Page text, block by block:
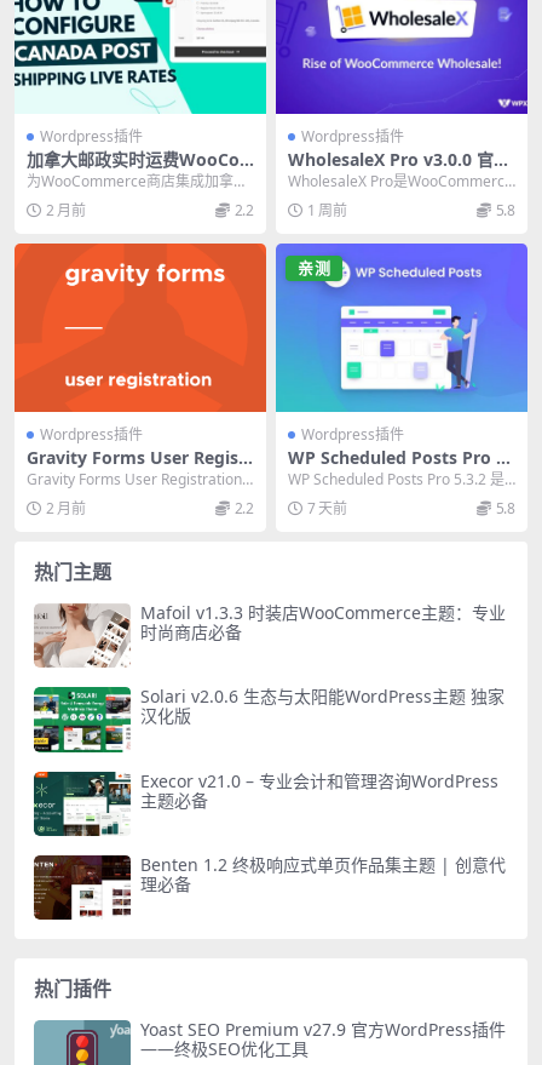
Wordpress插件
加拿大邮政实时运费WooCo
mmerce插件 PRO (Octolize)
v2.1.11 官方版
为WooCommerce商店集成加拿大
邮政实时运费计算，支持添加处理
费、保险费等...
2 月前 2.2
Wordpress插件
WholesaleX Pro v3.0.0 官方
WooCommerce批发插件 |
必备折扣工具
WholesaleX Pro是WooCommerce
批发插件，支持基于数量的折扣...
1 周前 5.8
Wordpress插件
Gravity Forms User Registr
ation 5.5.0 汉化版 – 必备Wo
rdPress插件
Gravity Forms User Registration
5.5.0 汉化...
2 月前 2.2
亲测
Wordpress插件
WP Scheduled Posts Pro 5.
3.2 官方版：WordPress预定
发布插件必备指南
WP Scheduled Posts Pro 5.3.2 是
一款强大的 Word...
7 天前 5.8
热门主题
Mafoil v1.3.3 时装店WooCommerce主题：专业
时尚商店必备
Solari v2.0.6 生态与太阳能WordPress主题 独家
汉化版
Execor v21.0 – 专业会计和管理咨询WordPress
主题必备
Benten 1.2 终极响应式单页作品集主题 | 创意代
理必备
热门插件
Yoast SEO Premium v27.9 官方WordPress插件
——终极SEO优化工具